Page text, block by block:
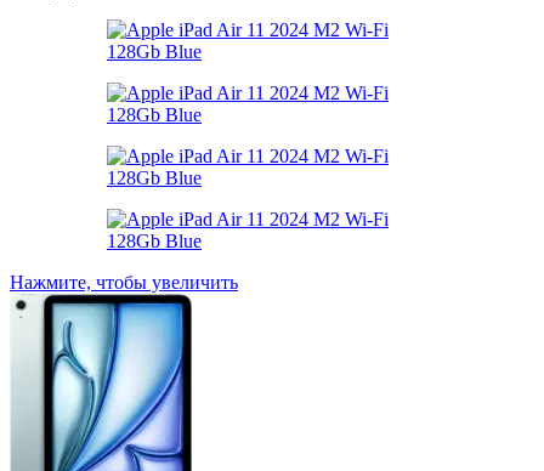
Нажмите, чтобы увеличить